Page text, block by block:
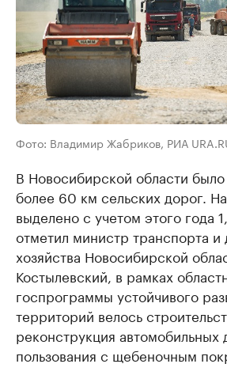
Фото: Владимир Жабриков, РИА
В Новосибирской области
более 60 км сельских дорог.
выделено с учетом этого года
отметил министр транспорта
хозяйства Новосибирской
Костылевский, в рамках
госпрограммы устойчивого
территорий велось
реконструкция
пользования с щебеночным